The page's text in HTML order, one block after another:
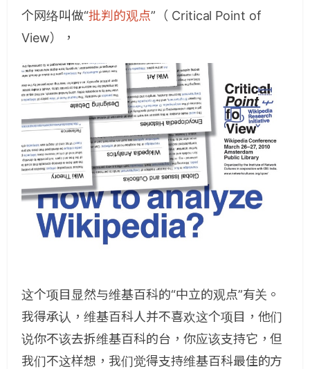
个网络叫做“批判的观点”（ Critical Point of
View），
这个项目显然与维基百科的“中立的观点”有关。
我得承认，维基百科人并不喜欢这个项目，他们
说你不该去拆维基百科的台，你应该支持它，但
我们不这样想，我们觉得支持维基百科最佳的方